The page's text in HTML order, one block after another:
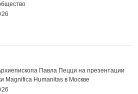
Павла Пецци на презентации
Magnifica Нumanitas в Москве